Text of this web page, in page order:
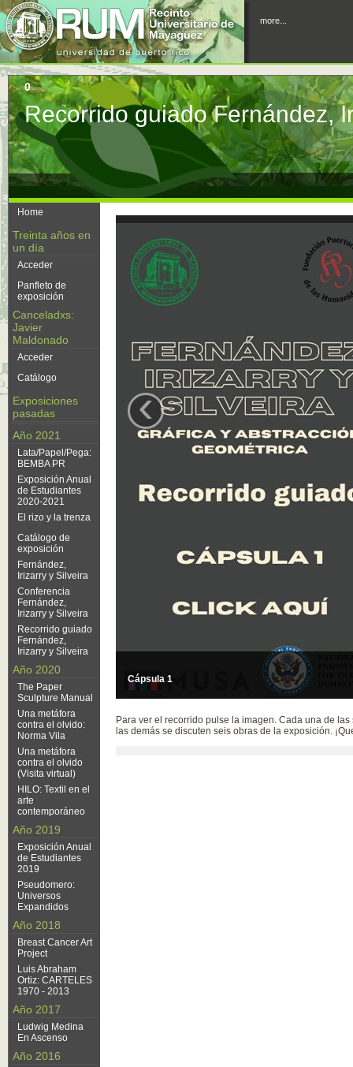
more...
0
Recorrido guiado Fernández,
Home
Treinta años en
un día
Acceder
Panfleto de
exposición
Canceladxs:
Javier
Maldonado
Acceder
Catálogo
Exposiciones
pasadas
Año 2021
Lata/Papel/Pega:
BEMBA PR
Exposición Anual
de Estudiantes
2020-2021
El rizo y la trenza
Catálogo de
exposición
Fernández,
Irizarry y Silveira
Conferencia
Fernández,
Irizarry y Silveira
Recorrido guiado
Fernández,
Irizarry y Silveira
Año 2020
The Paper
Sculpture Manual
Una metáfora
contra el olvido:
Norma Vila
Una metáfora
contra el olvido
(Visita virtual)
HILO: Textil en el
arte
contemporáneo
Año 2019
Exposición Anual
de Estudiantes
2019
Pseudomero:
Universos
Expandidos
Año 2018
Breast Cancer Art
Project
Luis Abraham
Ortiz: CARTELES
1970 - 2013
Año 2017
Ludwig Medina
En Ascenso
Año 2016
Cápsula 1
‹
Para ver el recorrido pulse la imagen. Cada una de
las demás se discuten seis obras de la exposición.